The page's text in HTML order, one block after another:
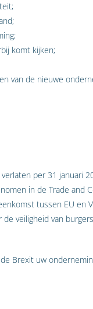
komt kijken;
van de nieuwe
per 31 januari
in de Trade and
tussen EU en
veiligheid van
Brexit uw